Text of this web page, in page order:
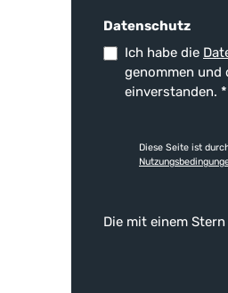
Datenschutz
Ich habe die
genommen und
einverstanden. *
Diese Seite ist
Die mit einem